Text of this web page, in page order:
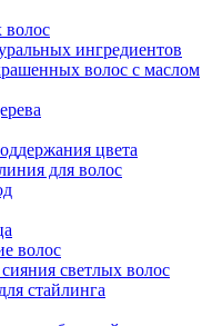
волос
ингредиентов
волос с маслом
цвета
для волос
волос
светлых волос
стайлинга